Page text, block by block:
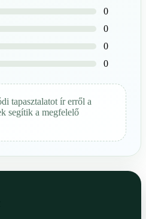
0
0
0
0
tapasztalatot ír erről a
segítik a megfelelő